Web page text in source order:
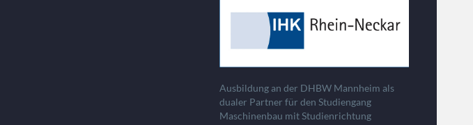
Ausbildung an der DHBW Mannheim als
dualer Partner für den Studiengang
Maschinenbau mit Studienrichtung